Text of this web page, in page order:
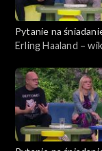
Pytanie na
Erling Haaland –
internet